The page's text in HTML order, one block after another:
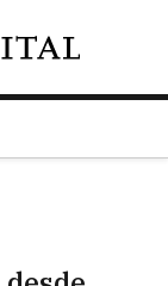
principal